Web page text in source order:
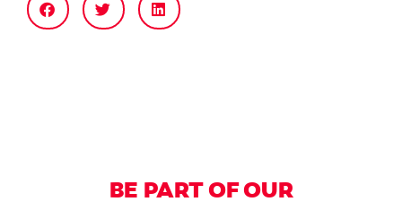
BE PART OF OUR